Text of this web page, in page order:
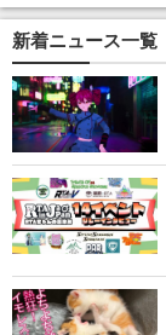
新着ニュース一覧